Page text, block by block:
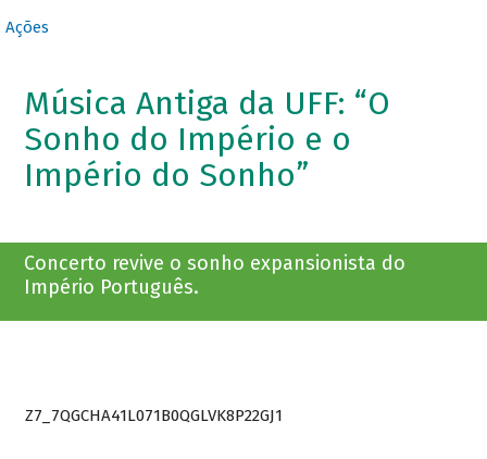
Ações
Música Antiga da UFF: “O
Sonho do Império e o
Império do Sonho”
Concerto revive o sonho expansionista do
Império Português.
Z7_7QGCHA41L071B0QGLVK8P22GJ1